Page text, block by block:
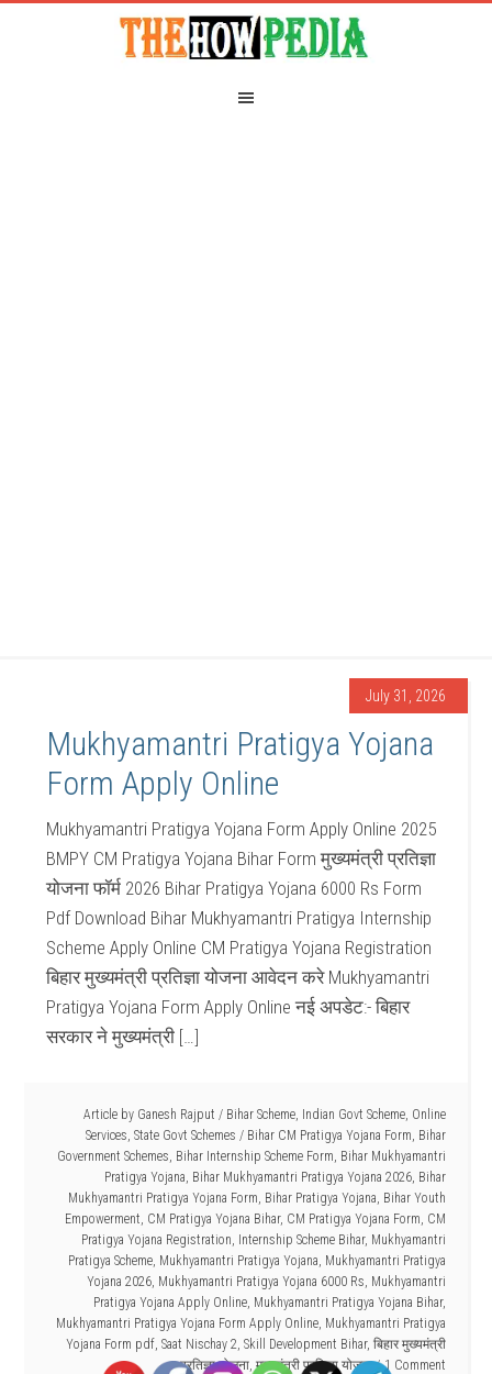
July 31, 2026
Mukhyamantri Pratigya Yojana
Form Apply Online
Mukhyamantri Pratigya Yojana Form Apply Online 2025
BMPY CM Pratigya Yojana Bihar Form मुख्यमंत्री प्रतिज्ञा
योजना फॉर्म 2026 Bihar Pratigya Yojana 6000 Rs Form
Pdf Download Bihar Mukhyamantri Pratigya Internship
Scheme Apply Online CM Pratigya Yojana Registration
बिहार मुख्यमंत्री प्रतिज्ञा योजना आवेदन करे Mukhyamantri
Pratigya Yojana Form Apply Online नई अपडेट:- बिहार
सरकार ने मुख्यमंत्री […]
Article by Ganesh Rajput / Bihar Scheme, Indian Govt Scheme, Online
Services, State Govt Schemes / Bihar CM Pratigya Yojana Form, Bihar
Government Schemes, Bihar Internship Scheme Form, Bihar Mukhyamantri
Pratigya Yojana, Bihar Mukhyamantri Pratigya Yojana 2026, Bihar
Mukhyamantri Pratigya Yojana Form, Bihar Pratigya Yojana, Bihar Youth
Empowerment, CM Pratigya Yojana Bihar, CM Pratigya Yojana Form, CM
Pratigya Yojana Registration, Internship Scheme Bihar, Mukhyamantri
Pratigya Scheme, Mukhyamantri Pratigya Yojana, Mukhyamantri Pratigya
Yojana 2026, Mukhyamantri Pratigya Yojana 6000 Rs, Mukhyamantri
Pratigya Yojana Apply Online, Mukhyamantri Pratigya Yojana Bihar,
Mukhyamantri Pratigya Yojana Form Apply Online, Mukhyamantri Pratigya
Yojana Form pdf, Saat Nischay 2, Skill Development Bihar, बिहार मुख्यमंत्री
प्रतिज्ञा योजना,मुख्यमंत्री प्रतिज्ञा योजना 1 Comment